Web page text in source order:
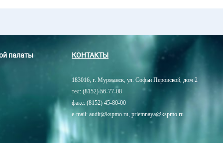
палаты КОНТАКТЫ
183016, г. Мурманск, ул. Софьи Перовской, дом 2
тел: (8152) 56-77-08
факс: (8152) 45-80-00
e-mail: audit@kspmo.ru, priemnaya@kspmo.ru